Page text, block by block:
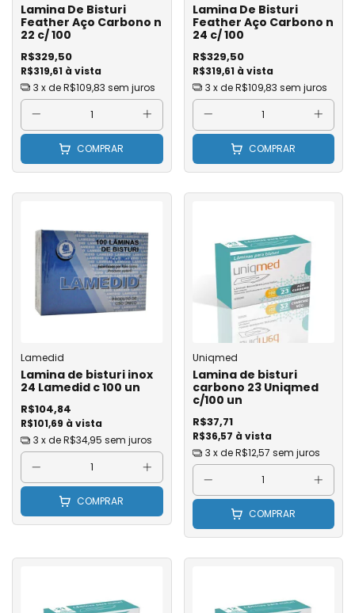
Lamina De Bisturi
Feather Aço Carbono n
22 c/ 100
R$319,61 à vista
R$329,50
3 x deR$109,83 sem juros
COMPRAR
Lamina De Bisturi
Feather Aço Carbono n
24 c/ 100
R$319,61 à vista
R$329,50
3 x deR$109,83 sem juros
COMPRAR
Lamedid
Lamina de bisturi inox
24 Lamedid c 100 un
R$101,69 à vista
R$104,84
3 x deR$34,95 sem juros
COMPRAR
Uniqmed
Lamina de bisturi
carbono 23 Uniqmed
c/100 un
R$36,57 à vista
R$37,71
3 x deR$12,57 sem juros
COMPRAR